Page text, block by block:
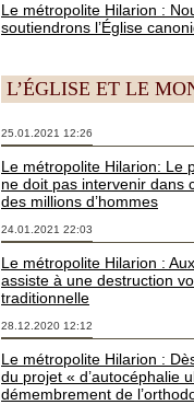
Le métropolite Hilarion :
soutiendrons l’Église
L’ÉGLISE ET LE
25.01.2021 12:26
Le métropolite Hilarion: Le
ne doit pas intervenir dans
des millions d’hommes
24.01.2021 22:03
Le métropolite Hilarion :
assiste à une destruction
traditionnelle
28.12.2020 12:12
Le métropolite Hilarion :
du projet « d’autocéphalie
démembrement de